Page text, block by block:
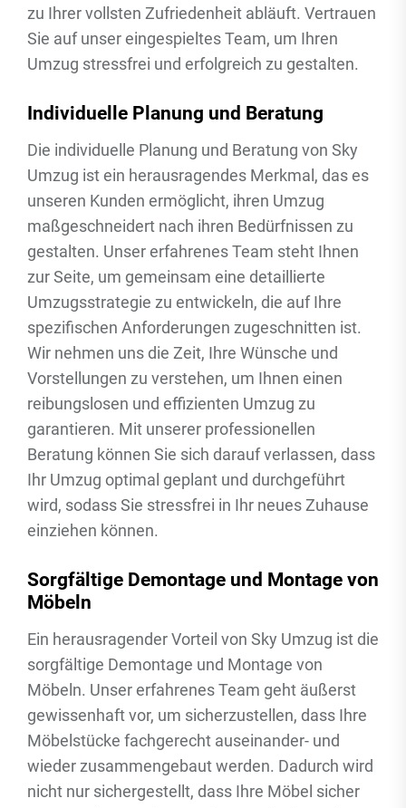
zu Ihrer vollsten Zufriedenheit abläuft. Vertrauen
Sie auf unser eingespieltes Team, um Ihren
Umzug stressfrei und erfolgreich zu gestalten.
Individuelle Planung und Beratung
Die individuelle Planung und Beratung von Sky
Umzug ist ein herausragendes Merkmal, das es
unseren Kunden ermöglicht, ihren Umzug
maßgeschneidert nach ihren Bedürfnissen zu
gestalten. Unser erfahrenes Team steht Ihnen
zur Seite, um gemeinsam eine detaillierte
Umzugsstrategie zu entwickeln, die auf Ihre
spezifischen Anforderungen zugeschnitten ist.
Wir nehmen uns die Zeit, Ihre Wünsche und
Vorstellungen zu verstehen, um Ihnen einen
reibungslosen und effizienten Umzug zu
garantieren. Mit unserer professionellen
Beratung können Sie sich darauf verlassen, dass
Ihr Umzug optimal geplant und durchgeführt
wird, sodass Sie stressfrei in Ihr neues Zuhause
einziehen können.
Sorgfältige Demontage und Montage von
Möbeln
Ein herausragender Vorteil von Sky Umzug ist die
sorgfältige Demontage und Montage von
Möbeln. Unser erfahrenes Team geht äußerst
gewissenhaft vor, um sicherzustellen, dass Ihre
Möbelstücke fachgerecht auseinander- und
wieder zusammengebaut werden. Dadurch wird
nicht nur sichergestellt, dass Ihre Möbel sicher